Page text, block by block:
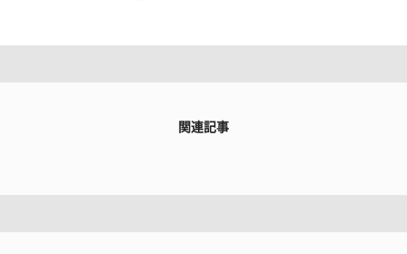
関連記事